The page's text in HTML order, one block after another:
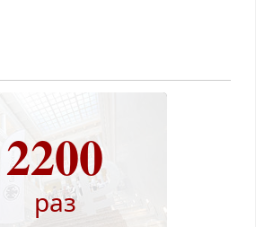
2200
раз